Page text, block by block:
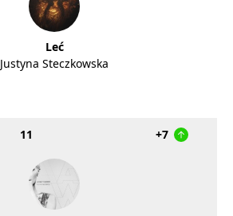
Leć
Justyna Steczkowska
11 +7